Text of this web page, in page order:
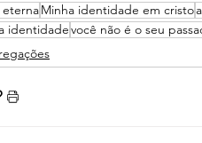
Minha identidade em cristo
identidadevocê não é o seu